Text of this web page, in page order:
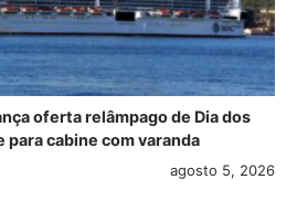
oferta relâmpago de Dia dos
para cabine com varanda
agosto 5, 2026